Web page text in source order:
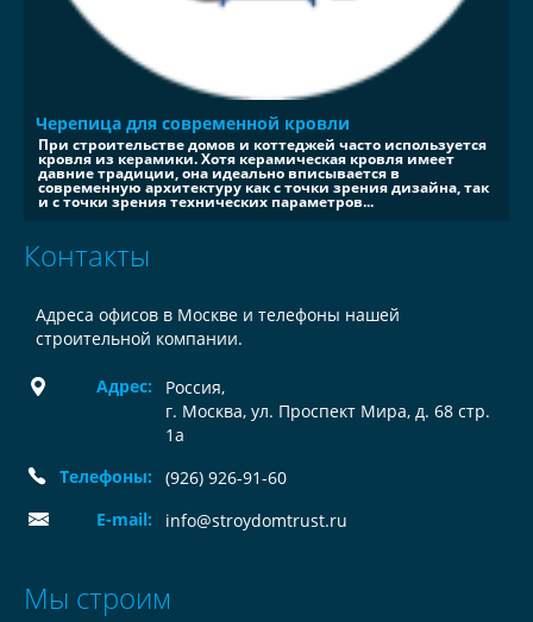
Черепица для современной кровли
При строительстве домов и коттеджей часто используется
кровля из керамики. Хотя керамическая кровля имеет
давние традиции, она идеально вписывается в
современную архитектуру как с точки зрения дизайна, так
и с точки зрения технических параметров...
Контакты
Адреса офисов в Москве и телефоны нашей
строительной компании.
Адрес: Россия,
г. Москва, ул. Проспект Мира, д. 68 стр.
1а
Телефоны:
(926) 926-91-60
E-mail:
info@stroydomtrust.ru
Мы строим